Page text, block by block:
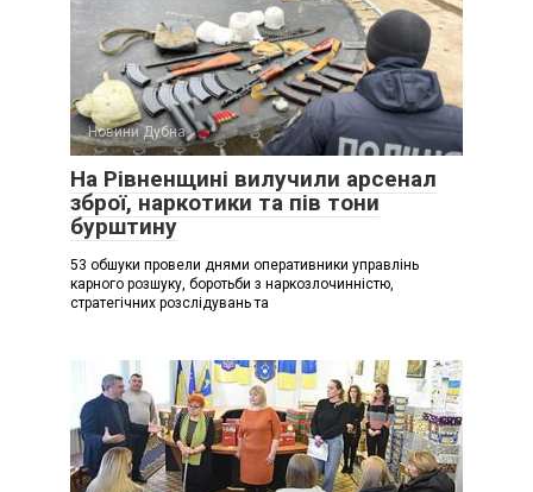
Новини Дубна
На Рівненщині вилучили арсенал
зброї, наркотики та пів тони
бурштину
53 обшуки провели днями оперативники управлінь
карного розшуку, боротьби з наркозлочинністю,
стратегічних розслідувань та